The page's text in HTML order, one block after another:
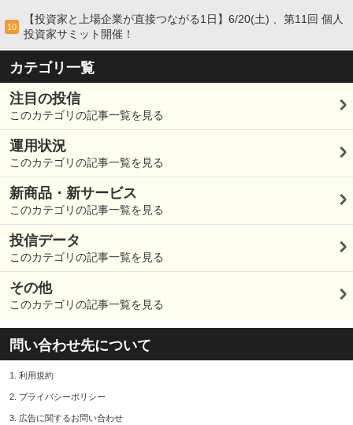
10
【投資家と上場企業が直接つながる1日】6/20(土) 、第11回 個人
投資家サミット開催！
カテゴリ一覧
注目の投信
このカテゴリの記事一覧を見る
運用状況
このカテゴリの記事一覧を見る
新商品・新サービス
このカテゴリの記事一覧を見る
投信データ
このカテゴリの記事一覧を見る
その他
このカテゴリの記事一覧を見る
問い合わせ先について
1. 利用規約
2. プライバシーポリシー
3. 広告に関するお問い合わせ